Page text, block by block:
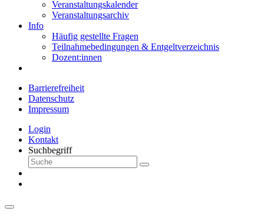
Veranstaltungskalender
Veranstaltungsarchiv
Info
Häufig gestellte Fragen
Teilnahmebedingungen & Entgeltverzeichnis
Dozent:innen
Barrierefreiheit
Datenschutz
Impressum
Login
Kontakt
Suchbegriff